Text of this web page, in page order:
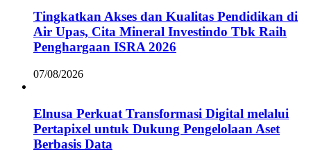
Tingkatkan Akses dan Kualitas Pendidikan di
Air Upas, Cita Mineral Investindo Tbk Raih
Penghargaan ISRA 2026
07/08/2026
Elnusa Perkuat Transformasi Digital melalui
Pertapixel untuk Dukung Pengelolaan Aset
Berbasis Data